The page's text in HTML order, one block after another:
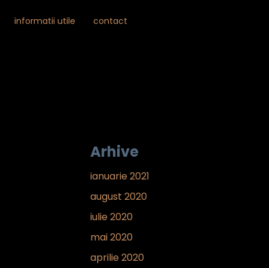
informatii utile contact
Arhive
ianuarie 2021
august 2020
iulie 2020
mai 2020
aprilie 2020